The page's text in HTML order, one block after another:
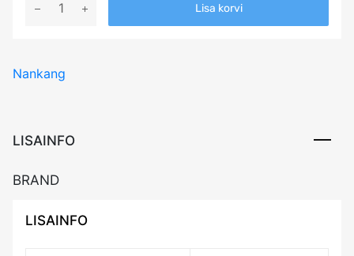
NANKANG
95Y
kogus
Lisa korvi
Nankang
LISAINFO
BRAND
LISAINFO